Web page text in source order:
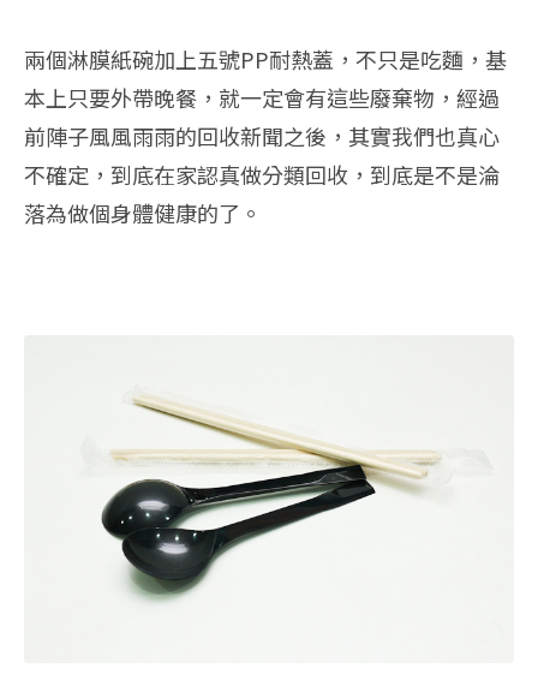
兩個淋膜紙碗加上五號PP耐熱蓋，不只是吃麵，基
本上只要外帶晚餐，就一定會有這些廢棄物，經過
前陣子風風雨雨的回收新聞之後，其實我們也真心
不確定，到底在家認真做分類回收，到底是不是淪
落為做個身體健康的了。